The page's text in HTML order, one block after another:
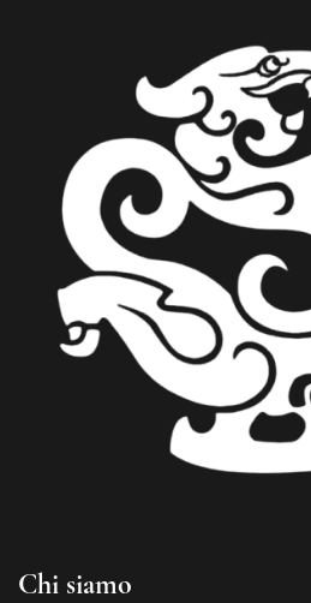
Chi siamo
German